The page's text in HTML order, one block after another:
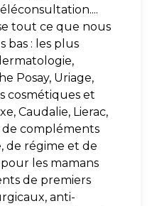
tout ce que nous
bas : les plus
Posay, Uriage,
cosmétiques et
Caudalie, Lierac,
de compléments
de régime et de
les mamans
de premiers
anti-